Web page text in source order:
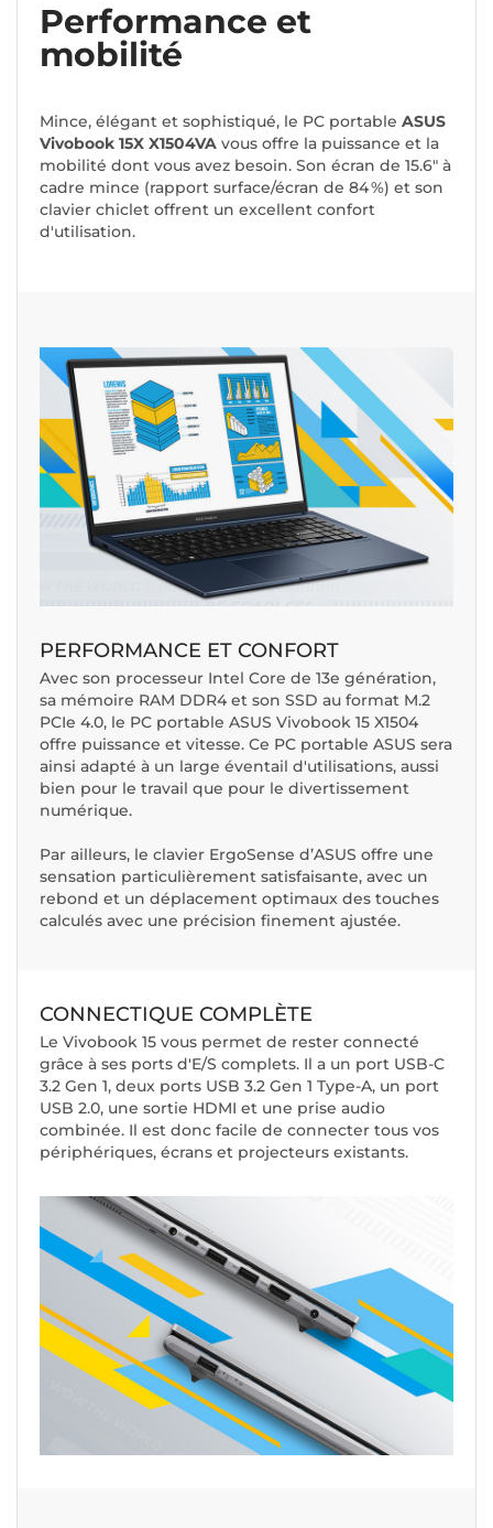
Performance et
mobilité
Mince, élégant et sophistiqué, le PC portable ASUS
Vivobook 15X X1504VA vous offre la puissance et la
mobilité dont vous avez besoin. Son écran de 15.6" à
cadre mince (rapport surface/écran de 84 %) et son
clavier chiclet offrent un excellent confort
d'utilisation.
PERFORMANCE ET CONFORT
Avec son processeur Intel Core de 13e génération,
sa mémoire RAM DDR4 et son SSD au format M.2
PCIe 4.0, le PC portable ASUS Vivobook 15 X1504
offre puissance et vitesse. Ce PC portable ASUS sera
ainsi adapté à un large éventail d'utilisations, aussi
bien pour le travail que pour le divertissement
numérique.
Par ailleurs, le clavier ErgoSense d’ASUS offre une
sensation particulièrement satisfaisante, avec un
rebond et un déplacement optimaux des touches
calculés avec une précision finement ajustée.
CONNECTIQUE COMPLÈTE
Le Vivobook 15 vous permet de rester connecté
grâce à ses ports d'E/S complets. Il a un port USB-C
3.2 Gen 1, deux ports USB 3.2 Gen 1 Type-A, un port
USB 2.0, une sortie HDMI et une prise audio
combinée. Il est donc facile de connecter tous vos
périphériques, écrans et projecteurs existants.